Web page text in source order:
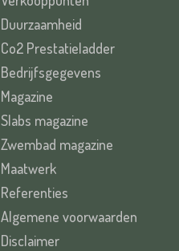
Duurzaamheid
Co2 Prestatieladder
Bedrijfsgegevens
Magazine
Slabs magazine
Zwembad magazine
Maatwerk
Referenties
Algemene voorwaarden
Disclaimer